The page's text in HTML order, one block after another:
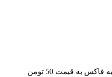
به قیمت 50 تومن